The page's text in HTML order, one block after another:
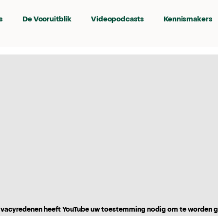
De Vooruitblik Videopodcasts Kennismakers
heeft YouTube uw toestemming nodig om te worden